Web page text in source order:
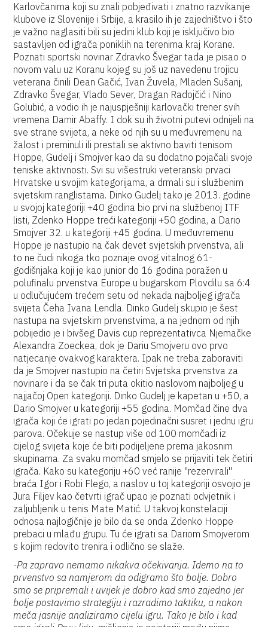
Karlovčanima koji su znali pobjeđivati i znatno razvikanije
klubove iz Slovenije i Srbije, a krasilo ih je zajedništvo i što
je važno naglasiti bili su jedini klub koji je isključivo bio
sastavljen od igrača poniklih na terenima kraj Korane.
Poznati sportski novinar Zdravko Švegar tada je pisao o
novom valu uz Koranu kojeg su još uz navedenu trojicu
veterana činili Dean Gačić, Ivan Žuvela, Mladen Sušanj,
Zdravko Švegar, Vlado Sever, Dragan Radojčić i Nino
Golubić, a vodio ih je najuspješniji karlovački trener svih
vremena Damir Abaffy. I dok su ih životni putevi odnijeli na
sve strane svijeta, a neke od njih su u međuvremenu na
žalost i preminuli ili prestali se aktivno baviti tenisom
Hoppe, Gudelj i Smojver kao da su dodatno pojačali svoje
teniske aktivnosti. Svi su višestruki veteranski prvaci
Hrvatske u svojim kategorijama, a drmali su i službenim
svjetskim ranglistama. Dinko Gudelj tako je 2013. godine
u svojoj kategoriji +40 godina bio prvi na službenoj ITF
listi, Zdenko Hoppe treći kategoriji +50 godina, a Dario
Smojver 32. u kategoriji +45 godina. U međuvremenu
Hoppe je nastupio na čak devet svjetskih prvenstva, ali
to ne čudi nikoga tko poznaje ovog vitalnog 61-
godišnjaka koji je kao junior do 16 godina poražen u
polufinalu prvenstva Europe u bugarskom Plovdilu sa 6:4
u odlučujućem trećem setu od nekada najboljeg igrača
svijeta Čeha Ivana Lendla. Dinko Gudelj skupio je šest
nastupa na svjetskim prvenstvima, a na jednom od njih
pobijedio je i bivšeg Davis cup reprezentativca Njemačke
Alexandra Zoeckea, dok je Dariu Smojveru ovo prvo
natjecanje ovakvog karaktera. Ipak ne treba zaboraviti
da je Smojver nastupio na četiri Svjetska prvenstva za
novinare i da se čak tri puta okitio naslovom najboljeg u
najjačoj Open kategoriji. Dinko Gudelj je kapetan u +50, a
Dario Smojver u kategoriji +55 godina. Momčad čine dva
igrača koji će igrati po jedan pojedinačni susret i jednu igru
parova. Očekuje se nastup više od 100 momčadi iz
cijelog svijeta koje će biti podijeljene prema jakosnim
skupinama. Za svaku momčad smjelo se prijaviti tek četiri
igrača. Kako su kategoriju +60 već ranije "rezervirali"
braća Igor i Robi Flego, a naslov u toj kategoriji osvojio je
Jura Filjev kao četvrti igrač upao je poznati odvjetnik i
zaljubljenik u tenis Mate Matić. U takvoj konstelaciji
odnosa najlogičnije je bilo da se onda Zdenko Hoppe
prebaci u mlađu grupu. Tu će igrati sa Dariom Smojverom
s kojim redovito trenira i odlično se slaže.
-Pa zapravo nemamo nikakva očekivanja. Idemo na to
prvenstvo sa namjerom da odigramo što bolje. Dobro
smo se pripremali i uvijek je dobro kad smo zajedno jer
bolje postavimo strategiju i razradimo taktiku, a nakon
meča jasnije analiziramo cijelu igru. Tako je bilo i kad